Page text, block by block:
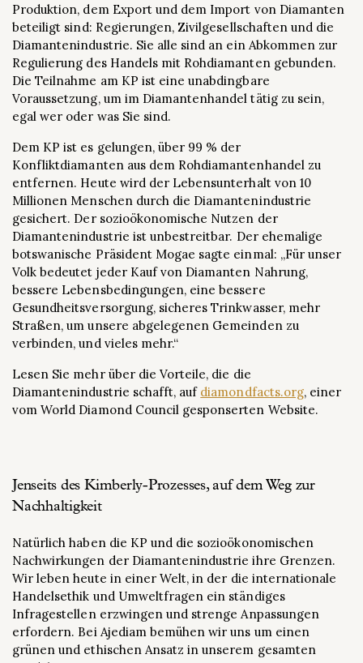
Produktion, dem Export und dem Import von Diamanten
beteiligt sind: Regierungen, Zivilgesellschaften und die
Diamantenindustrie. Sie alle sind an ein Abkommen zur
Regulierung des Handels mit Rohdiamanten gebunden.
Die Teilnahme am KP ist eine unabdingbare
Voraussetzung, um im Diamantenhandel tätig zu sein,
egal wer oder was Sie sind.
Dem KP ist es gelungen, über 99 % der
Konfliktdiamanten aus dem Rohdiamantenhandel zu
entfernen. Heute wird der Lebensunterhalt von 10
Millionen Menschen durch die Diamantenindustrie
gesichert. Der sozioökonomische Nutzen der
Diamantenindustrie ist unbestreitbar. Der ehemalige
botswanische Präsident Mogae sagte einmal: „Für unser
Volk bedeutet jeder Kauf von Diamanten Nahrung,
bessere Lebensbedingungen, eine bessere
Gesundheitsversorgung, sicheres Trinkwasser, mehr
Straßen, um unsere abgelegenen Gemeinden zu
verbinden, und vieles mehr.“
Lesen Sie mehr über die Vorteile, die die
Diamantenindustrie schafft, auf diamondfacts.org, einer
vom World Diamond Council gesponserten Website.
Jenseits des Kimberly-Prozesses, auf dem Weg zur
Nachhaltigkeit
Natürlich haben die KP und die sozioökonomischen
Nachwirkungen der Diamantenindustrie ihre Grenzen.
Wir leben heute in einer Welt, in der die internationale
Handelsethik und Umweltfragen ein ständiges
Infragestellen erzwingen und strenge Anpassungen
erfordern. Bei Ajediam bemühen wir uns um einen
grünen und ethischen Ansatz in unserem gesamten